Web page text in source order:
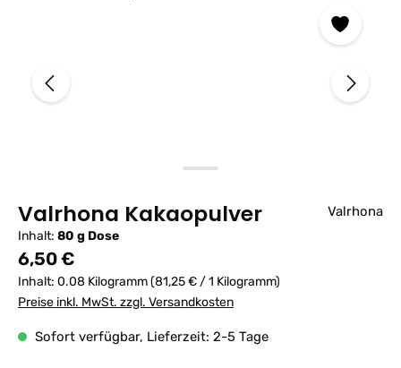
Valrhona Kakaopulver
Inhalt: 80 g Dose
Valrhona
Regulärer Preis:
6,50 €
Inhalt: 0.08 Kilogramm(81,25 € / 1 Kilogramm)
Preise inkl. MwSt. zzgl. Versandkosten
Sofort verfügbar, Lieferzeit: 2-5 Tage